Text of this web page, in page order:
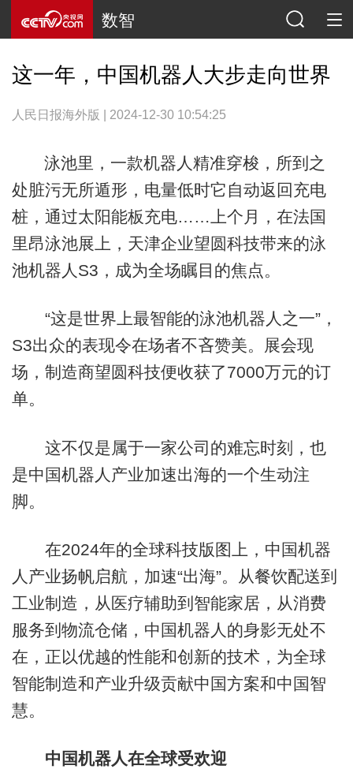
数智
这一年，中国机器人大步走向世界
人民日报海外版 | 2024-12-30 10:54:25
泳池里，一款机器人精准穿梭，所到之
处脏污无所遁形，电量低时它自动返回充电
桩，通过太阳能板充电……上个月，在法国
里昂泳池展上，天津企业望圆科技带来的泳
池机器人S3，成为全场瞩目的焦点。
“这是世界上最智能的泳池机器人之一”，
S3出众的表现令在场者不吝赞美。展会现
场，制造商望圆科技便收获了7000万元的订
单。
这不仅是属于一家公司的难忘时刻，也
是中国机器人产业加速出海的一个生动注
脚。
在2024年的全球科技版图上，中国机器
人产业扬帆启航，加速“出海”。从餐饮配送到
工业制造，从医疗辅助到智能家居，从消费
服务到物流仓储，中国机器人的身影无处不
在，正以优越的性能和创新的技术，为全球
智能制造和产业升级贡献中国方案和中国智
慧。
中国机器人在全球受欢迎